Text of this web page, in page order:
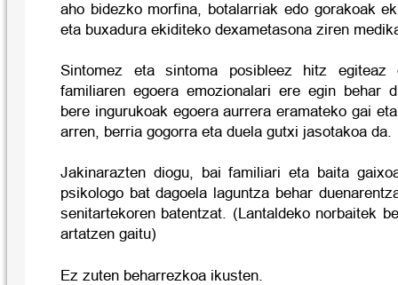
aho bidezko morfina, botalarriak edo gorakoak
eta buxadura ekiditeko dexametasona ziren
Sintomez eta sintoma posibleez hitz egiteaz
familiaren egoera emozionalari ere egin behar
bere ingurukoak egoera aurrera eramateko gai
arren, berria gogorra eta duela gutxi jasotakoa da.
Jakinarazten diogu, bai familiari eta baita
psikologo bat dagoela laguntza behar
senitartekoren batentzat. (Lantaldeko norbaitek
artatzen gaitu)
Ez zuten beharrezkoa ikusten.